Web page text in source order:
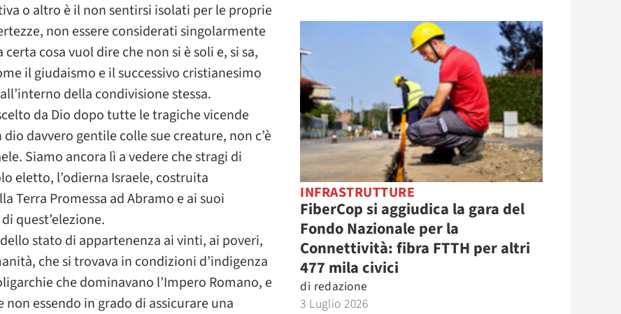
o altro è il non sentirsi isolati per le proprie
non essere considerati singolarmente
cosa vuol dire che non si è soli e, si sa,
il giudaismo e il successivo cristianesimo
della condivisione stessa.
da Dio dopo tutte le tragiche vicende
davvero gentile colle sue creature, non c’è
Siamo ancora lì a vedere che stragi di
eletto, l’odierna Israele, costruita
Terra Promessa ad Abramo e ai suoi
quest’elezione.
stato di appartenenza ai vinti, ai poveri,
che si trovava in condizioni d’indigenza
che dominavano l’Impero Romano, e
essendo in grado di assicurare una
INFRASTRUTTURE
FiberCop si aggiudica la gara del
Fondo Nazionale per la
Connettività: fibra FTTH per altri
477 mila civici
di redazione
3 Luglio 2026